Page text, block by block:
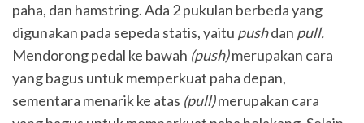
paha, dan hamstring. Ada 2 pukulan berbeda yang
digunakan pada sepeda statis, yaitu pushdan pull.
Mendorong pedal ke bawah (push)merupakan cara
yang bagus untuk memperkuat paha depan,
sementara menarik ke atas (pull)merupakan cara